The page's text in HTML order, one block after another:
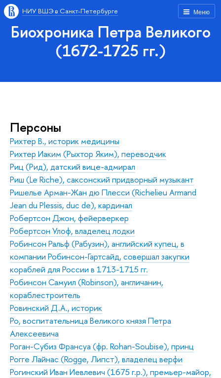
Меню
НИУ ВШЭ в Санкт-Петербурге
Биохроника Петра Великого
(1672-1725 гг.)
Персоны
Рихтер В., историк медицины
Рихтер Иаким (Рыхтор Яким), переводчик
Риц (Рид), датский вице-адмирал
Риш (Le Riche), саксонский придворный музыкант
Ришелье Арман-Жан дю Плесси (Richelieu Armand
Jean du Plessis, duc de), кардинал
Робертсон Джон, фейерверкер
Робертсон Улоф, владелец лодки
Робинсон Ральф (Рабузин), английский купец, в
компании Робинсон-Гартсайд, совершал закупки
кораблей для России в 1713-1715 гг.
Робинсон Самуил (Robinson), англичанин,
кораблестроитель
Ровинский Д.А., историк
Ро, воспитательница Великого князя Петра
Алексеевича
Роган-Субиз Франсуа (фр. Rohan-Soubise), принц
Рогге Лайнас (Rogge, Липст), владелец верфи
Рогинский Иван Иевлевич (1675 г.р.), премьер-майор,